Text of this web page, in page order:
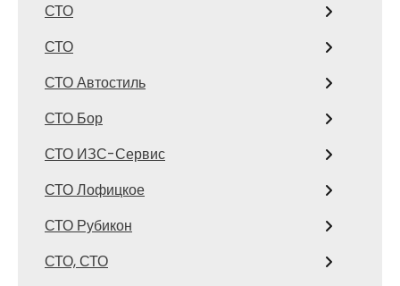
СТО
СТО
СТО Автостиль
СТО Бор
СТО ИЗС-Сервис
СТО Лофицкое
СТО Рубикон
СТО, СТО